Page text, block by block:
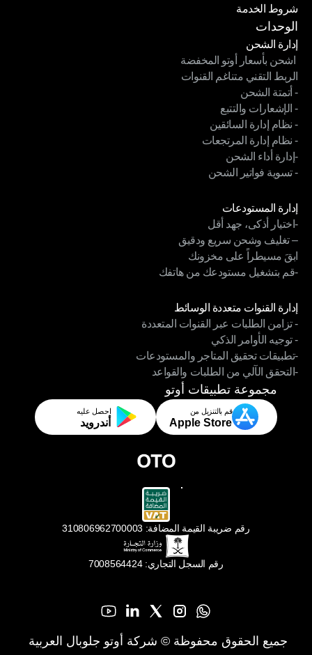
سياسة الخصوصية
شروط الخدمة
شروط الخدمة
الوحدات
إدارة الشحن
إدارة الشحن
اشحن بأسعار أوتو المخفضة
اشحن بأسعار أوتو المخفضة
الربط التقني متناغم القنوات
الربط التقني متناغم القنوات
- أتمتة الشحن
- أتمتة الشحن
- الإشعارات والتتبع
- الإشعارات والتتبع
- نظام إدارة السائقين
- نظام إدارة السائقين
- نظام إدارة المرتجعات
- نظام إدارة المرتجعات
-إدارة أداء الشحن
-إدارة أداء الشحن
- تسوية فواتير الشحن
إدارة المستودعات
إدارة المستودعات
-اختيار أذكى، جهد أقل
-اختيار أذكى، جهد أقل
– تغليف وشحن سريع ودقيق
– تغليف وشحن سريع ودقيق
ابقَ مسيطراً على مخزونك
ابقَ مسيطراً على مخزونك
-قم بتشغيل مستودعك من هاتفك
إدارة القنوات متعددة الوسائط
إدارة القنوات متعددة الوسائط
- تزامن الطلبات عبر القنوات المتعددة
- تزامن الطلبات عبر القنوات المتعددة
- توجيه الأوامر الذكي
- توجيه الأوامر الذكي
-تطبيقات تحقيق المتاجر والمستودعات
-تطبيقات تحقيق المتاجر والمستودعات
-التحقق الآلي من الطلبات والقواعد
-التحقق الآلي من الطلبات والقواعد
مجموعة تطبيقات أوتو
قم بالتنزيل من
Apple Store
احصل عليه
أندرويد
رقم ضريبة القيمة المضافة: 310806962700003
رقم السجل التجاري: 7008564424